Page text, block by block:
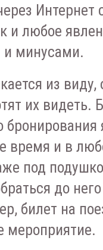
Интернет
и любое
и минусами.
из
их видеть.
время и в
под
до
билет на
мероприятие.